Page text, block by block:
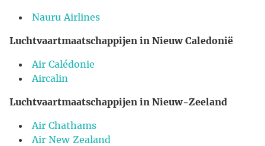
Nauru Airlines
Luchtvaartmaatschappijen in Nieuw Caledonië
Air Calédonie
Aircalin
Luchtvaartmaatschappijen in Nieuw-Zeeland
Air Chathams
Air New Zealand